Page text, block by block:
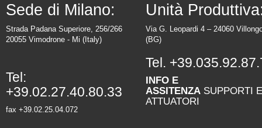
Sede di Milano:
Strada Padana Superiore, 256/266
20055 Vimodrone - Mi (Italy)
Tel:
+39.02.27.40.80.33
fax +39.02.25.04.072
Unità
Via G. Leopardi 4 – 24060
(BG)
Tel.
INFO E
ASSITENZA SUPPORTI E
ATTUATORI